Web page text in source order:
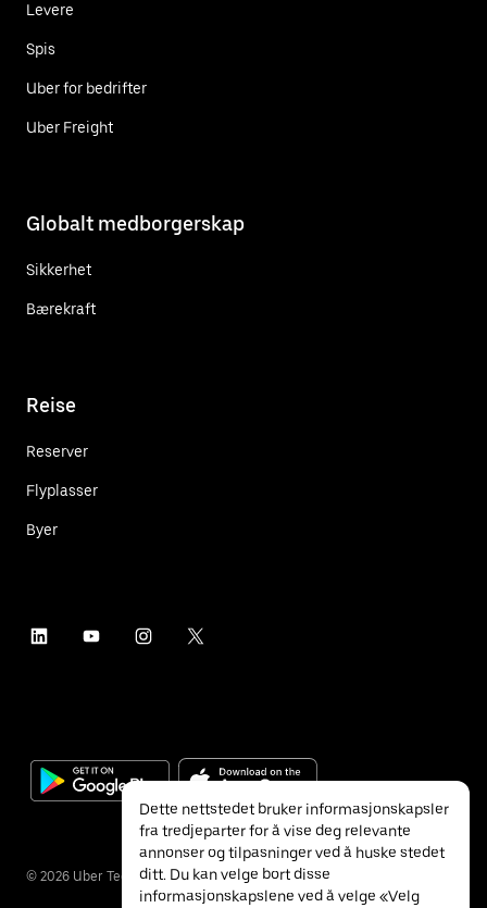
Levere
Spis
Uber for bedrifter
Uber Freight
Globalt medborgerskap
Sikkerhet
Bærekraft
Reise
Reserver
Flyplasser
Byer
© 2026 Uber Technologies Inc.
Dette nettstedet bruker informasjonskapsler
fra tredjeparter for å vise deg relevante
annonser og tilpasninger ved å huske stedet
ditt. Du kan velge bort disse
informasjonskapslene ved å velge «Velg